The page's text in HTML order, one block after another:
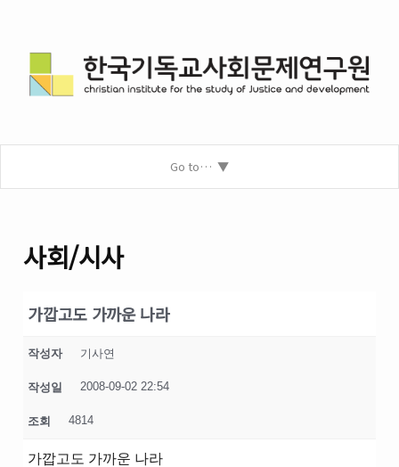
Go to…
사회/시사
가깝고도 가까운 나라
작성자 기사연
작성일 2008-09-02 22:54
조회 4814
가깝고도 가까운 나라